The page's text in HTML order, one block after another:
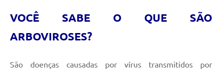
Contas Públicas
Legislação
VOCÊ SABE O QUE SÃO
ARBOVIROSES?
São doenças causadas por vírus transmitidos por